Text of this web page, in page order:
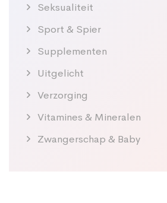
Seksualiteit
Sport & Spier
Supplementen
Uitgelicht
Verzorging
Vitamines & Mineralen
Zwangerschap & Baby